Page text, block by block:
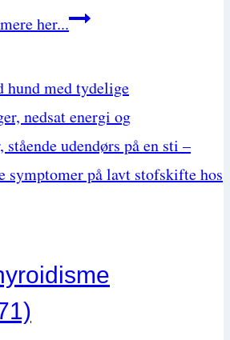
her...Hvordan
man
selvstændig
dyrlæge?
Guide
din